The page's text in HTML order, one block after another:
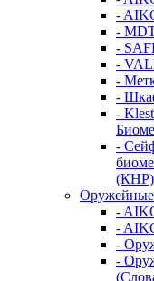
-
-
-
-
-
-
-
-
(КНР)
-
-
-
-